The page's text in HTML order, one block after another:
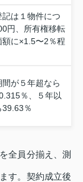
記は１物件につ
円、所有権移転
額に×1.5〜2％程
間が５年超なら
％、５年以
39.63％
全員分揃え、測
す。契約成立後